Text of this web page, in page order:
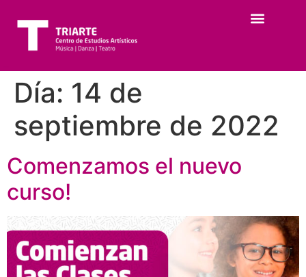
Día: 14 de
septiembre de 2022
Comenzamos el nuevo
curso!